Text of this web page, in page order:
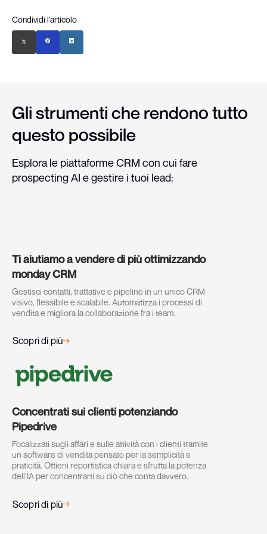
Condividi l'articolo
Gli strumenti che rendono tutto
questo possibile
Esplora le piattaforme CRM con cui fare
prospecting AI e gestire i tuoi lead:
Ti aiutiamo a vendere di più ottimizzando
monday CRM
Gestisci contatti, trattative e pipeline in un unico CRM
visivo, flessibile e scalabile. Automatizza i processi di
vendita e migliora la collaborazione fra i team.
Scopri di più→
Concentrati sui clienti potenziando
Pipedrive
Focalizzati sugli affari e sulle attività con i clienti tramite
un software di vendita pensato per la semplicità e
praticità. Ottieni reportistica chiara e sfrutta la potenza
dell’IA per concentrarti su ciò che conta davvero.
Scopri di più→